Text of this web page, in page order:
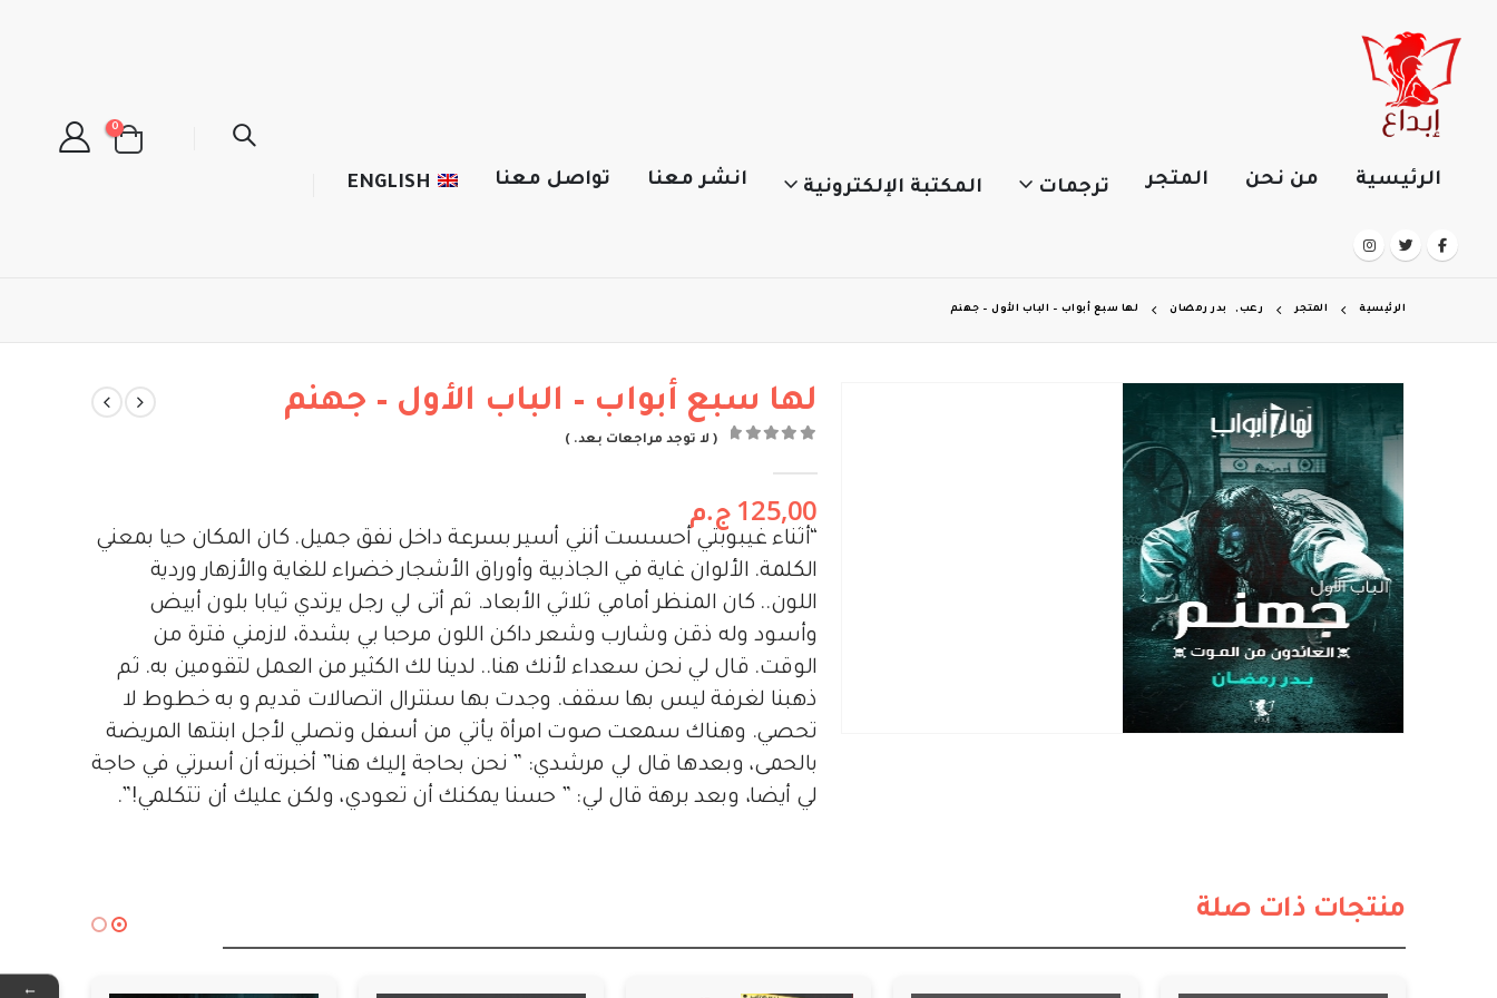
الرئيسية من نحن المتجر ترجمات المكتبة الإلكترونية انشر معنا تواصل معنا ENGLISH
0
الرئيسية المتجر رعب , بدر رمضان لها سبع أبواب – الباب الأول – جهنم
لها سبع أبواب – الباب الأول – جهنم
( لا توجد مراجعات بعد. )
125,00 ج.م
“أثناء غيبوبتي أحسست أنني أسير بسرعة داخل نفق جميل. كان المكان حيا بمعني
الكلمة. الألوان غاية في الجاذبية وأوراق الأشجار خضراء للغاية والأزهار وردية
اللون.. كان المنظر أمامي ثلاثي الأبعاد. ثم أتى لي رجل يرتدي ثيابا بلون أبيض
وأسود وله ذقن وشارب وشعر داكن اللون مرحبا بي بشدة، لازمني فترة من
الوقت. قال لي نحن سعداء لأنك هنا.. لدينا لك الكثير من العمل لتقومين به. ثم
ذهبنا لغرفة ليس بها سقف. وجدت بها سنترال اتصالات قديم و به خطوط لا
تحصي. وهناك سمعت صوت امرأة يأتي من أسفل وتصلي لأجل ابنتها المريضة
بالحمى، وبعدها قال لي مرشدي: ” نحن بحاجة إليك هنا” أخبرته أن أسرتي في حاجة
لي أيضا، وبعد برهة قال لي: ” حسنا يمكنك أن تعودي، ولكن عليك أن تتكلمي!”.
منتجات ذات صلة
←